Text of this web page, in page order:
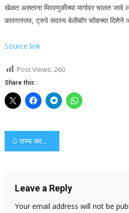
खेळत असताना मिरवणुकीच्या मार्गावर चालत
कारणास्तव, ट्रुपे सदस्य बेलीबॉग चॉकच्या दिशेने
Source link
Post Views: 260
Share this:
Post
राज्य सरकारने पुणे-लोनावला तिसर्‍या आणि चौथ्या रेल्वे मार्गासाठी निधी मंजूर केला
Leave a Reply
Your email address will not be